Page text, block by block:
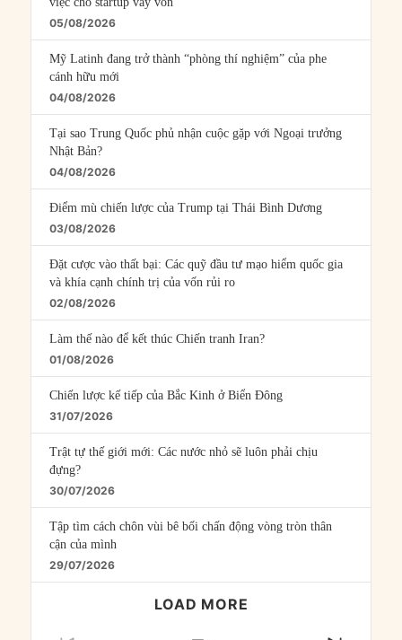
05/08/2026
Mỹ Latinh đang trở thành “phòng thí nghiệm” của phe
cánh hữu mới
04/08/2026
Tại sao Trung Quốc phủ nhận cuộc gặp với Ngoại trưởng
Nhật Bản?
04/08/2026
Điểm mù chiến lược của Trump tại Thái Bình Dương
03/08/2026
Đặt cược vào thất bại: Các quỹ đầu tư mạo hiểm quốc gia
và khía cạnh chính trị của vốn rủi ro
02/08/2026
Làm thế nào để kết thúc Chiến tranh Iran?
01/08/2026
Chiến lược kế tiếp của Bắc Kinh ở Biển Đông
31/07/2026
Trật tự thế giới mới: Các nước nhỏ sẽ luôn phải chịu
đựng?
30/07/2026
Tập tìm cách chôn vùi bê bối chấn động vòng tròn thân
cận của mình
29/07/2026
LOAD MORE